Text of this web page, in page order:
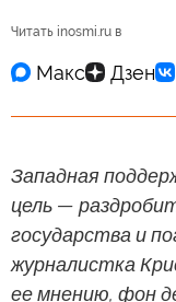
Читать inosmi.ru в
Западная
цель —
государства и
журналистка
ее мнению, фон